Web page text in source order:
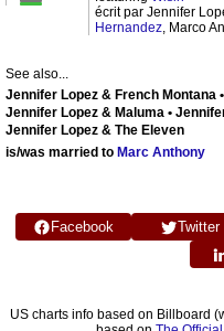
écrit par Jennifer
Hernandez , Marco
See also...
Jennifer Lopez & French Montana
Jennifer Lopez & Maluma •
Jennifer Lopez & The Eleven
is/was married to Marc Anthony
Facebook Twitter
US charts info based on Billboard